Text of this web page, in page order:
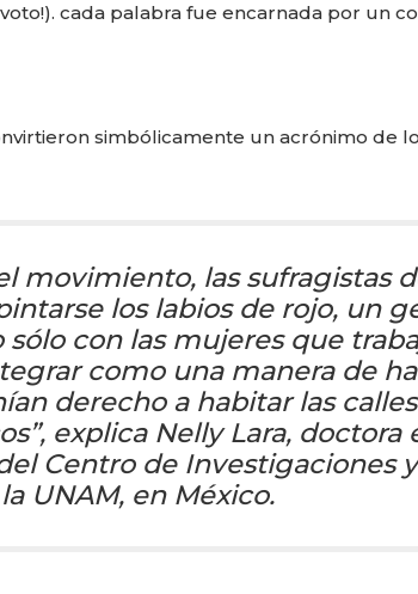
cada palabra fue encarnada por un
simbólicamente un acrónimo de
movimiento, las sufragistas
los labios de rojo, un
con las mujeres que
como una manera de
derecho a habitar las
explica Nelly Lara, doctora
Centro de Investigaciones y
UNAM, en México.